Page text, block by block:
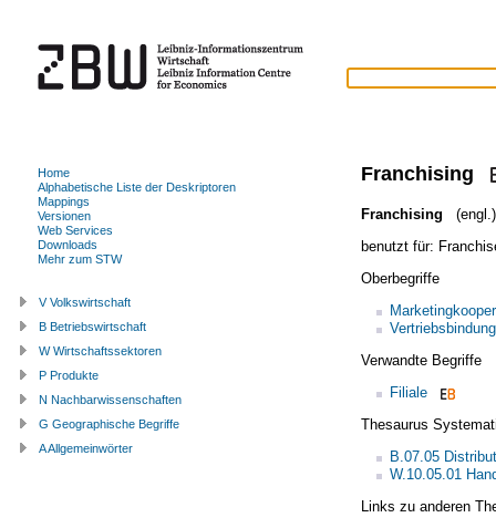
Franchising
Franchising
(engl.)
benutzt für:
Oberbegriffe
Vertriebsbindung
Verwandte Begriffe
Filiale
Thesaurus
B.07.05
W.10.05.01
Links zu anderen
Home
Alphabetische Liste der Deskriptoren
Mappings
Versionen
Web Services
Downloads
Mehr zum STW
V Volkswirtschaft
B Betriebswirtschaft
W Wirtschaftssektoren
P Produkte
N Nachbarwissenschaften
G Geographische Begriffe
A Allgemeinwörter